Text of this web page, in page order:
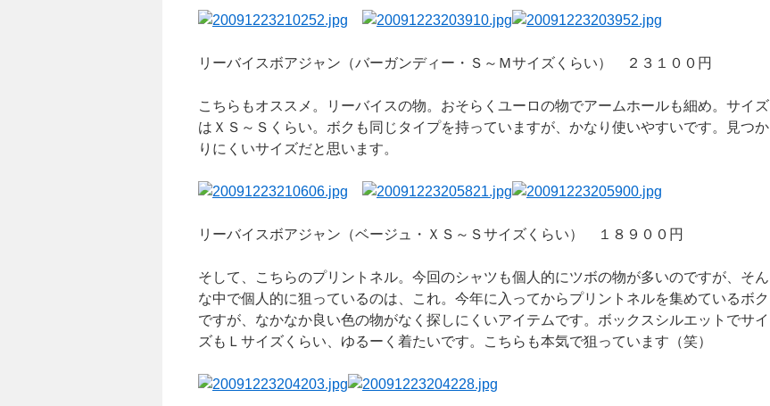
リーバイスボアジャン（バーガンディー・Ｓ～Ｍサイズくらい） ２３１００円
こちらもオススメ。リーバイスの物。おそらくユーロの物でアームホールも細め。サイズ
はＸＳ～Ｓくらい。ボクも同じタイプを持っていますが、かなり使いやすいです。見つか
りにくいサイズだと思います。
リーバイスボアジャン（ベージュ・ＸＳ～Ｓサイズくらい） １８９００円
そして、こちらのプリントネル。今回のシャツも個人的にツボの物が多いのですが、そん
な中で個人的に狙っているのは、これ。今年に入ってからプリントネルを集めているボク
ですが、なかなか良い色の物がなく探しにくいアイテムです。ボックスシルエットでサイ
ズもＬサイズくらい、ゆるーく着たいです。こちらも本気で狙っています（笑）